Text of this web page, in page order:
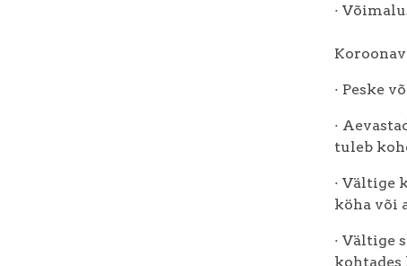
·
· Peske
·
tuleb
· Vältige
köha või
· Vältige